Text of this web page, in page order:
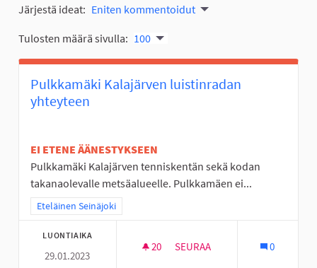
Järjestä ideat: Eniten kommentoidut
Tulosten määrä sivulla: 100
Pulkkamäki Kalajärven luistinradan
yhteyteen
EI ETENE ÄÄNESTYKSEEN
Pulkkamäki Kalajärven tenniskentän sekä kodan
takanaolevalle metsäalueelle. Pulkkamäen ei...
Rajaa tulokset teeman mukaan: Eteläinen Seinäjoki
Eteläinen Seinäjoki
LUONTIAIKA
29.01.2023
20 20 SEURAAJAA
SEURAA 0